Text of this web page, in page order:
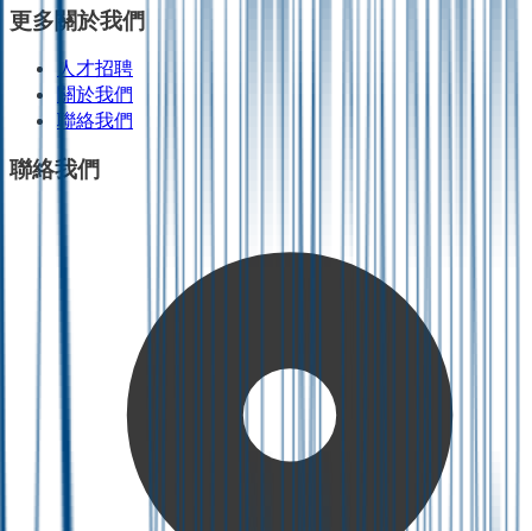
更多關於我們
人才招聘
關於我們
聯絡我們
聯絡我們